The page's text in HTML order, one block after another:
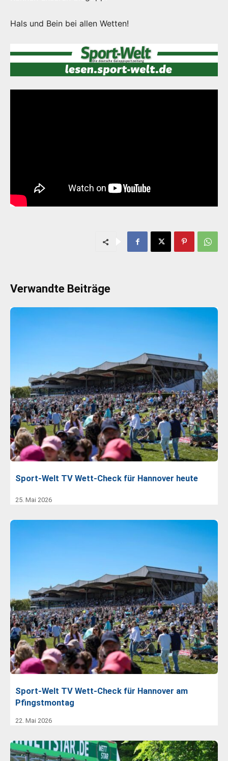
Hals und Bein bei allen Wetten!
Verwandte Beiträge
Sport-Welt TV Wett-Check für Hannover heute
25. Mai 2026
Sport-Welt TV Wett-Check für Hannover am
Pfingstmontag
22. Mai 2026